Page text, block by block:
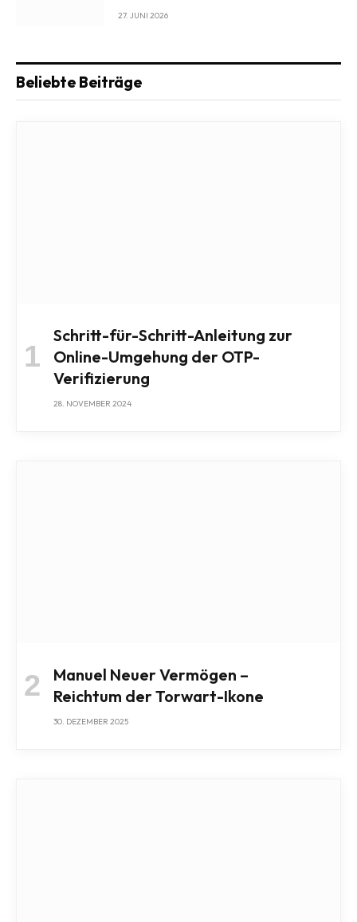
27. JUNI 2026
Beliebte Beiträge
Schritt-für-Schritt-Anleitung zur
Online-Umgehung der OTP-
Verifizierung
28. NOVEMBER 2024
Manuel Neuer Vermögen –
Reichtum der Torwart-Ikone
30. DEZEMBER 2025